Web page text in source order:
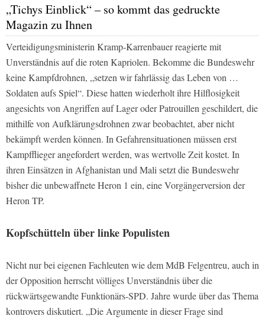
„Tichys Einblick“ – so kommt das gedruckte
Magazin zu Ihnen
Verteidigungsministerin Kramp-Karrenbauer reagierte mit
Unverständnis auf die roten Kapriolen. Bekomme die Bundeswehr
keine Kampfdrohnen, „setzen wir fahrlässig das Leben von …
Soldaten aufs Spiel“. Diese hatten wiederholt ihre Hilflosigkeit
angesichts von Angriffen auf Lager oder Patrouillen geschildert, die
mithilfe von Aufklärungsdrohnen zwar beobachtet, aber nicht
bekämpft werden können. In Gefahrensituationen müssen erst
Kampfflieger angefordert werden, was wertvolle Zeit kostet. In
ihren Einsätzen in Afghanistan und Mali setzt die Bundeswehr
bisher die unbewaffnete Heron 1 ein, eine Vorgängerversion der
Heron TP.
Kopfschütteln über linke Populisten
Nicht nur bei eigenen Fachleuten wie dem MdB Felgentreu, auch in
der Opposition herrscht völliges Unverständnis über die
rückwärtsgewandte Funktionärs-SPD. Jahre wurde über das Thema
kontrovers diskutiert. „Die Argumente in dieser Frage sind